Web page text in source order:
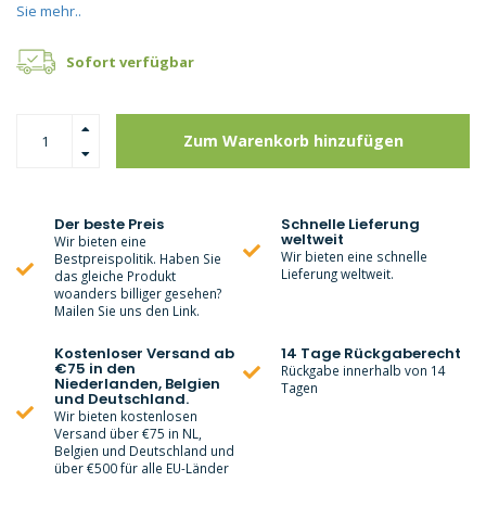
Sie mehr..
Sofort verfügbar
Zum Warenkorb hinzufügen
Der beste Preis
Wir bieten eine
Bestpreispolitik. Haben Sie
das gleiche Produkt
woanders billiger gesehen?
Mailen Sie uns den Link.
Schnelle Lieferung
weltweit
Wir bieten eine schnelle
Lieferung weltweit.
Kostenloser Versand ab
€75 in den
Niederlanden, Belgien
und Deutschland.
Wir bieten kostenlosen
Versand über €75 in NL,
Belgien und Deutschland und
über €500 für alle EU-Länder
14 Tage Rückgaberecht
Rückgabe innerhalb von 14
Tagen